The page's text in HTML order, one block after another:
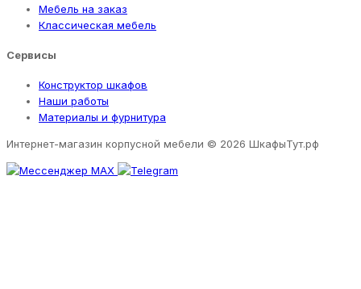
Мебель на заказ
Классическая мебель
Сервисы
Конструктор шкафов
Наши работы
Материалы и фурнитура
Интернет-магазин корпусной мебели © 2026 ШкафыТут.рф